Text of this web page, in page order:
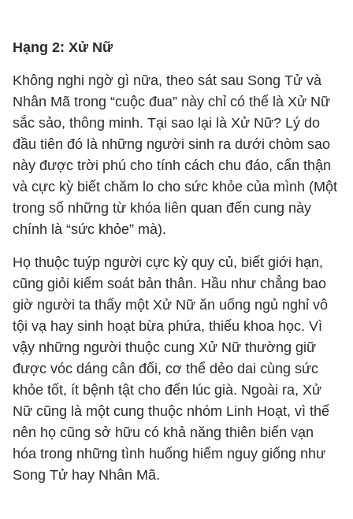
Hạng 2: Xử Nữ
Không nghi ngờ gì nữa, theo sát sau Song Tử và
Nhân Mã trong “cuộc đua” này chỉ có thể là Xử Nữ
sắc sảo, thông minh. Tại sao lại là Xử Nữ? Lý do
đầu tiên đó là những người sinh ra dưới chòm sao
này được trời phú cho tính cách chu đáo, cẩn thận
và cực kỳ biết chăm lo cho sức khỏe của mình (Một
trong số những từ khóa liên quan đến cung này
chính là “sức khỏe” mà).
Họ thuộc tuýp người cực kỳ quy củ, biết giới hạn,
cũng giỏi kiểm soát bản thân. Hầu như chẳng bao
giờ người ta thấy một Xử Nữ ăn uống ngủ nghỉ vô
tội vạ hay sinh hoạt bừa phứa, thiếu khoa học. Vì
vậy những người thuộc cung Xử Nữ thường giữ
được vóc dáng cân đối, cơ thể dẻo dai cùng sức
khỏe tốt, ít bệnh tật cho đến lúc già. Ngoài ra, Xử
Nữ cũng là một cung thuộc nhóm Linh Hoạt, vì thế
nên họ cũng sở hữu có khả năng thiên biến vạn
hóa trong những tình huống hiểm nguy giống như
Song Tử hay Nhân Mã.